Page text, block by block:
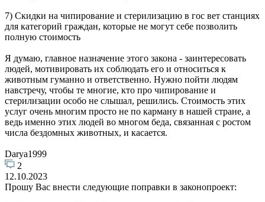
7) Скидки на чипирование и стерилизацию в гос вет станциях
для категорий граждан, которые не могут себе позволить
полную стоимость
Я думаю, главное назначение этого закона - заинтересовать
людей, мотивировать их соблюдать его и относиться к
животным гуманно и ответственно. Нужно пойти людям
навстречу, чтобы те многие, кто про чипирование и
стерилизации особо не слышал, решились. Стоимость этих
услуг очень многим просто не по карману в нашей стране, а
ведь именно этих людей во многом беда, связанная с ростом
числа бездомных животных, и касается.
Darya1999
2
12.10.2023
Прошу Вас внести следующие поправки в законопроект: